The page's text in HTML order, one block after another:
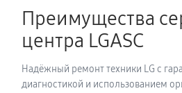
Преимущества
центра LGASC
Надёжный ремонт техники LG с
диагностикой и использованием